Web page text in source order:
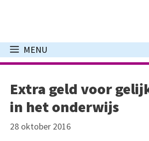
inhoud
MENU
Extra geld voor
in het onderwijs
28 oktober 2016